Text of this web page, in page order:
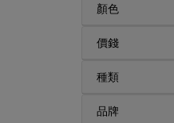
顏色
價錢
種類
品牌